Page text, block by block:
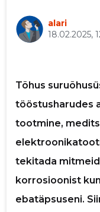
alari
18.02.2025,
Tõhus
tööstusharudes
tootmine,
tekitada
korrosioonist
ebatäpsuseni.